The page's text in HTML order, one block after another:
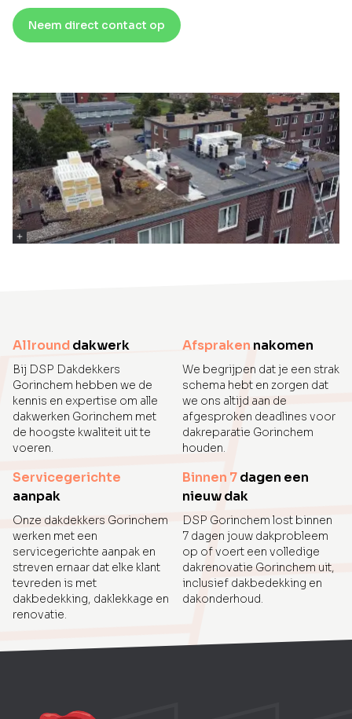
Neem direct contact op
Allrounddakwerk
Bij DSP Dakdekkers
Gorinchem hebben we de
kennis en expertise om alle
dakwerken Gorinchem met
de hoogste kwaliteit uit te
voeren.
Afspraken nakomen
We begrijpen dat je een strak
schema hebt en zorgen dat
we ons altijd aan de
afgesproken deadlines voor
dakreparatie Gorinchem
houden.
Servicegerichte
aanpak
Onze dakdekkers Gorinchem
werken met een
servicegerichte aanpak en
streven ernaar dat elke klant
tevreden is met
dakbedekking, daklekkage en
renovatie.
Binnen 7dagen een
nieuw dak
DSP Gorinchem lost binnen
7 dagen jouw dakprobleem
op of voert een volledige
dakrenovatie Gorinchem uit,
inclusief dakbedekking en
dakonderhoud.